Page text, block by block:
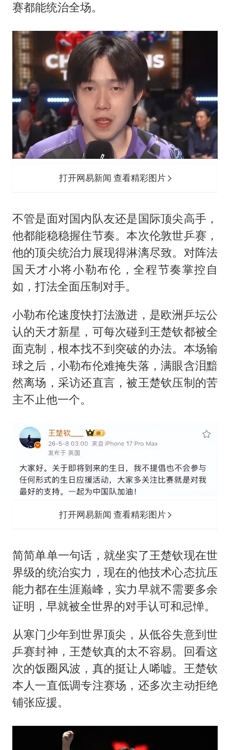
赛都能统治全场。
打开网易新闻 查看精彩图片
不管是面对国内队友还是国际顶尖高手，
他都能稳稳握住节奏。本次伦敦世乒赛，
他的顶尖统治力展现得淋漓尽致。对阵法
国天才小将小勒布伦，全程节奏掌控自
如，打法全面压制对手。
小勒布伦速度快打法激进，是欧洲乒坛公
认的天才新星，可每次碰到王楚钦都被全
面克制，根本找不到突破的办法。本场输
球之后，小勒布伦难掩失落，满眼含泪黯
然离场，采访还直言，被王楚钦压制的苦
主不止他一个。
打开网易新闻 查看精彩图片
简简单单一句话，就坐实了王楚钦现在世
界级的统治实力，现在的他技术心态抗压
能力都在生涯巅峰，实力早就不需要多余
证明，早就被全世界的对手认可和忌惮。
从寒门少年到世界顶尖，从低谷失意到世
乒赛封神，王楚钦真的太不容易。回看这
次的饭圈风波，真的挺让人唏嘘。王楚钦
本人一直低调专注赛场，还多次主动拒绝
铺张应援。